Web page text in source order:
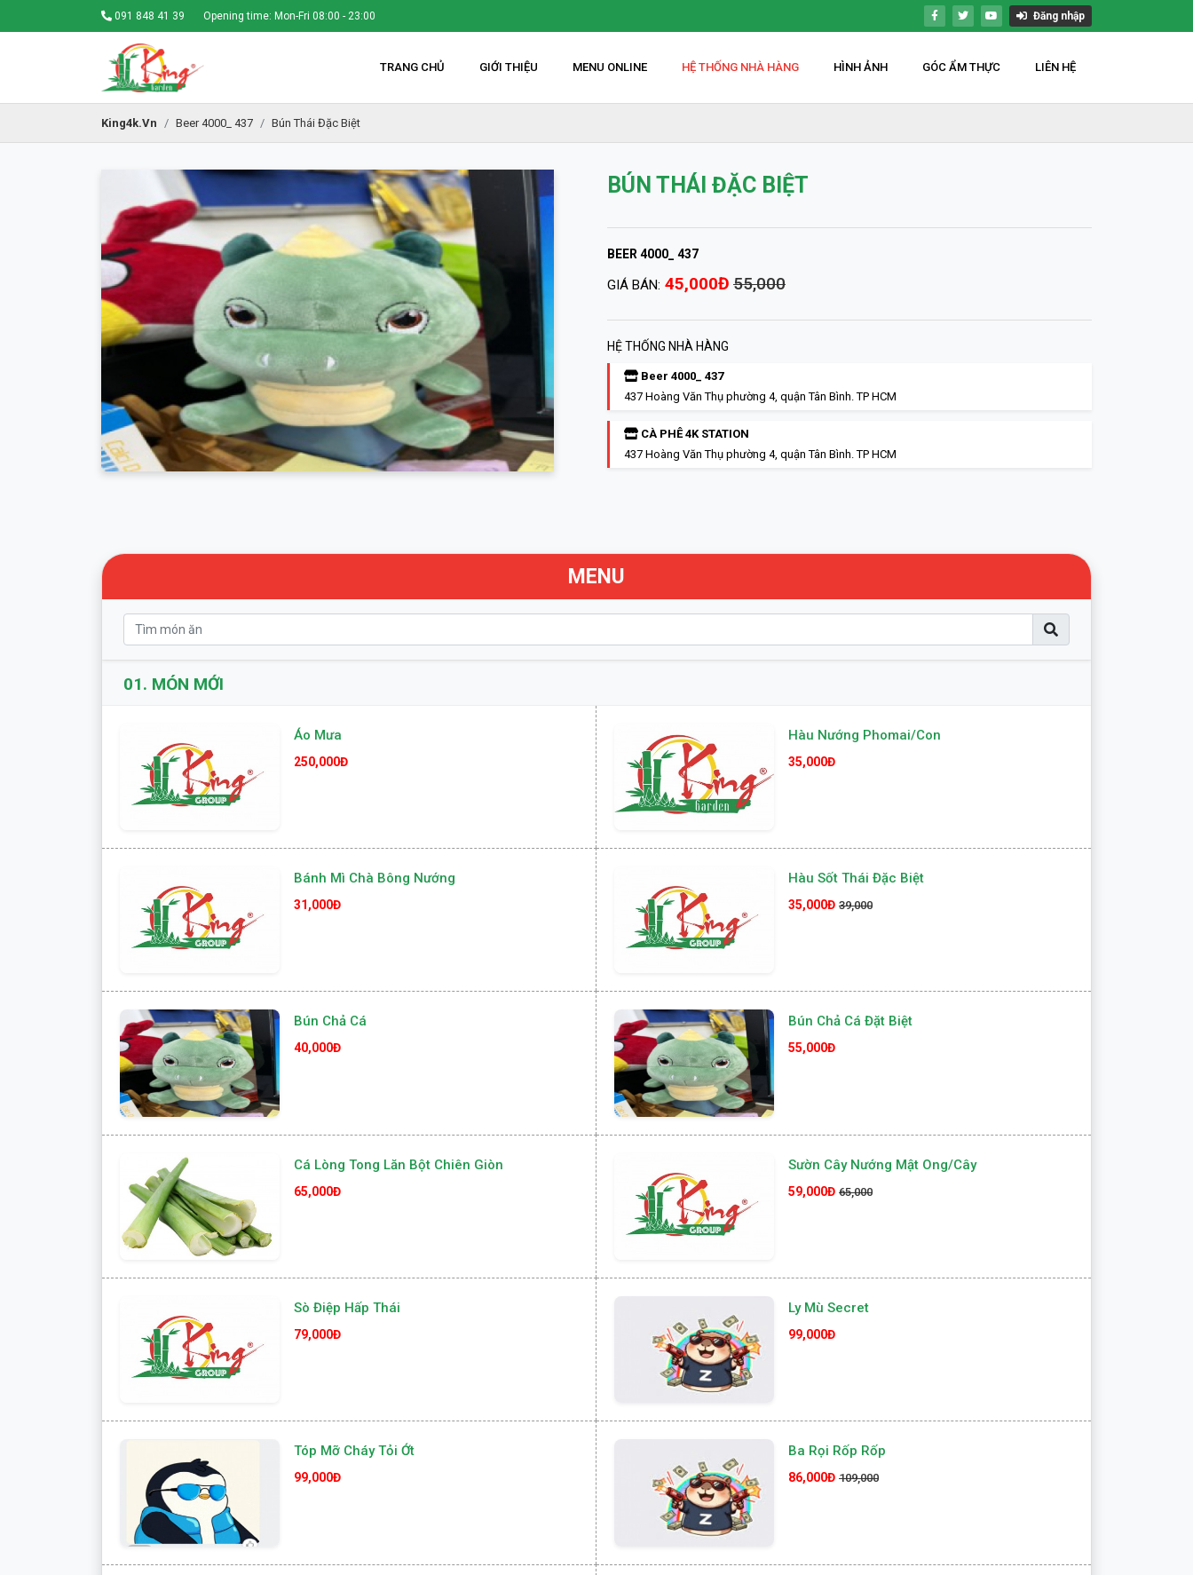
091 848 41 39 Opening time: Mon-Fri 08:00 - 23:00 Đăng nhập
TRANG CHỦ GIỚI THIỆU MENU ONLINE HỆ THỐNG NHÀ HÀNG HÌNH ẢNH GÓC ẨM THỰC LIÊN HỆ
King4k.vn Beer 4000_ 437 Bún Thái Đặc Biệt
BÚN THÁI ĐẶC BIỆT
BEER 4000_ 437
GIÁ BÁN: 45,000Đ 55,000
HỆ THỐNG NHÀ HÀNG
Beer 4000_ 437
437 Hoàng Văn Thụ phường 4, quận Tân Bình. TP HCM
CÀ PHÊ 4K STATION
437 Hoàng Văn Thụ phường 4, quận Tân Bình. TP HCM
MENU
01. MÓN MỚI
Áo Mưa
250,000Đ
Hàu Nướng Phomai/con
35,000Đ
Bánh Mì Chà Bông Nướng
31,000Đ
Hàu Sốt Thái Đặc Biệt
35,000Đ 39,000
Bún Chả Cá
40,000Đ
Bún Chả Cá Đặt Biệt
55,000Đ
Cá Lòng Tong Lăn Bột Chiên Giòn
65,000Đ
Sườn Cây Nướng Mật Ong/cây
59,000Đ 65,000
Sò Điệp Hấp Thái
79,000Đ
Ly Mù Secret
99,000Đ
Tóp Mỡ Cháy Tỏi Ớt
99,000Đ
Ba Rọi Rốp Rốp
86,000Đ 109,000